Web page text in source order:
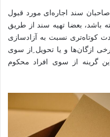
سند اجاره‌ای مورد قبول
باشد، بعضا تهیه سند از طریق
کوتاه‌تری نسبت به آزادسازی
ازگان‌ها و یا تحویل ِاز سوی
گرینه از سوی افراد محکوم